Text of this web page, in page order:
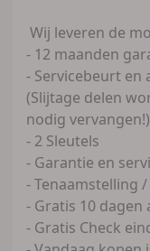
Wij leveren de
- 12 maanden
- Servicebeurt en
(Slijtage delen
nodig vervangen!)
- 2 Sleutels
- Garantie en
- Tenaamstelling
- Gratis 10
- Gratis Check